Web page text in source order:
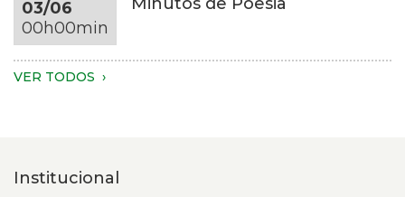
do
tronco
visíveis.
moletom
em
um
com
suave.
03/06
00h00min
VER TODOS
Institucional